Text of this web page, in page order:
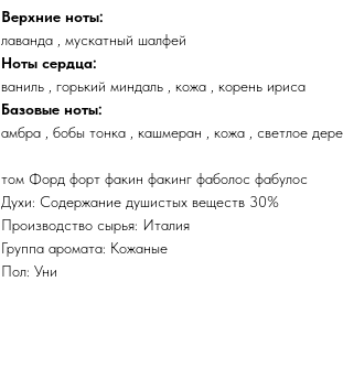
Верхние ноты:
лаванда , мускатный шалфей
Ноты сердца:
ваниль , горький миндаль , кожа , корень ириса
Базовые ноты:
амбра , бобы тонка , кашмеран , кожа , светлое
том Форд форт факин факинг фаболос фабулос
Духи: Содержание душистых веществ 30%
Производство сырья: Италия
Группа аромата: Кожаные
Пол: Уни